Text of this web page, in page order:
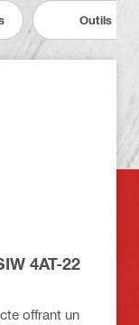
Outils
4AT-22
offrant un